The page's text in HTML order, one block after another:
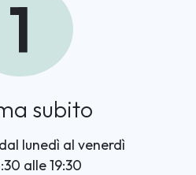
1
subito
lunedì al venerdì
alle 19:30